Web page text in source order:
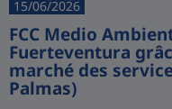
15/06/2026
FCC Medio
Fuerteventura
marché des
Palmas)